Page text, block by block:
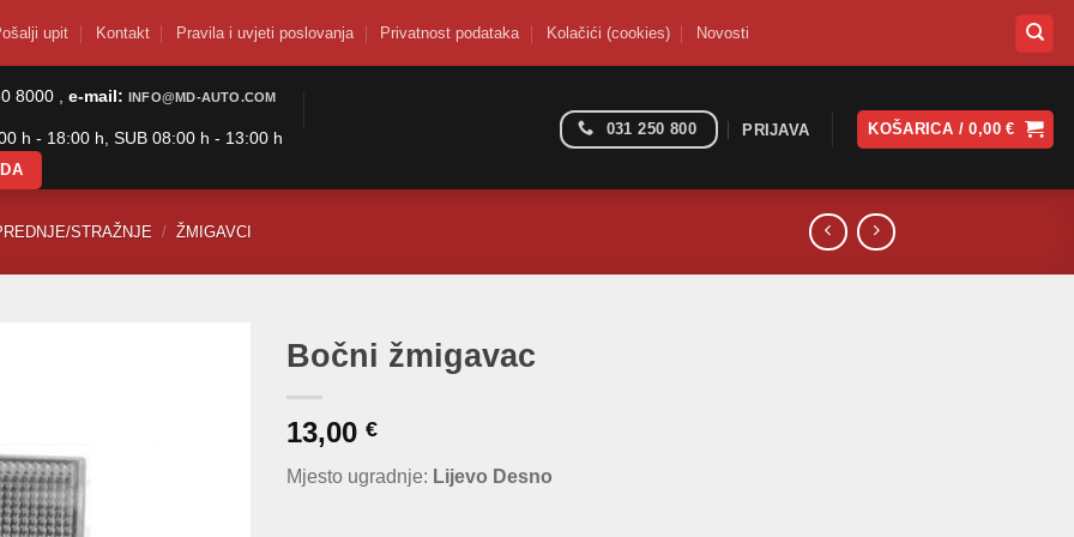
upit Kontakt Pravila i uvjeti poslovanja Privatnost podataka Kolačići (cookies) Novosti
8000 , e-mail: INFO@MD-AUTO.COM
h - 18:00 h, SUB 08:00 h - 13:00 h
031 250 800 PRIJAVA KOŠARICA /0,00€
STRAŽNJE / ŽMIGAVCI
Bočni žmigavac
13,00 €
Mjesto ugradnje: Lijevo Desno